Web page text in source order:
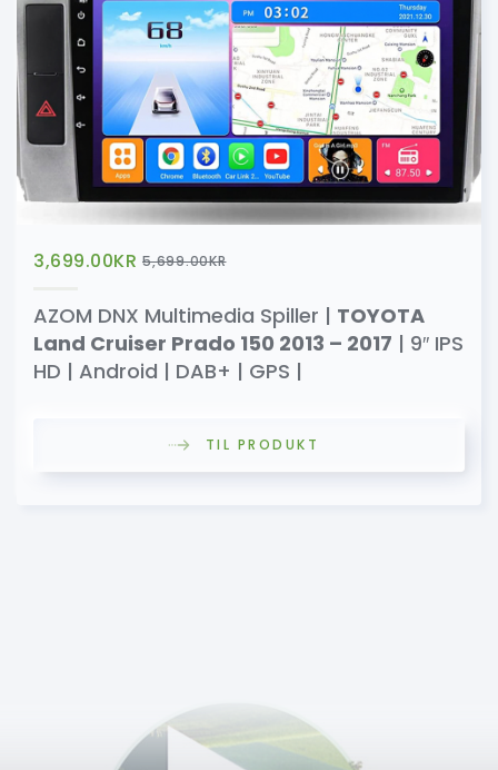
3,699.00KR 5,699.00KR
AZOM DNX Multimedia Spiller | TOYOTA
Land Cruiser Prado 150 2013 – 2017 | 9″ IPS
HD | Android | DAB+ | GPS |
TIL PRODUKT